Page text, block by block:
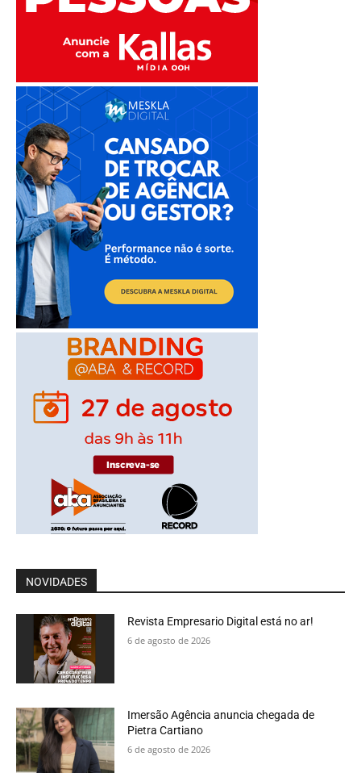
NOVIDADES
Revista Empresario Digital está no ar!
6 de agosto de 2026
Imersão Agência anuncia chegada de
Pietra Cartiano
6 de agosto de 2026